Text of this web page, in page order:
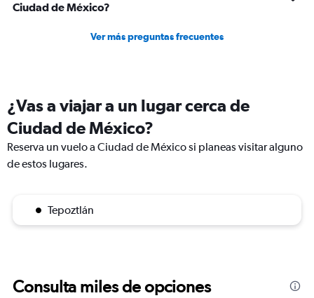
Ciudad de México?
Ver más preguntas frecuentes
¿Vas a viajar a un lugar cerca de
Ciudad de México?
Reserva un vuelo a Ciudad de México si planeas visitar alguno
de estos lugares.
Tepoztlán
Consulta miles de opciones